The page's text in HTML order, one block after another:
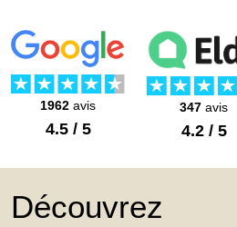
1962 avis
4.5 / 5
347 avis
4.2 / 5
Découvrez